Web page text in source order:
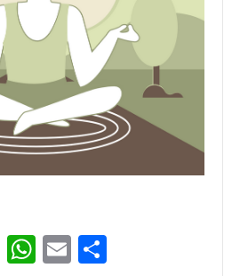
LinkedIn
WhatsApp
Email